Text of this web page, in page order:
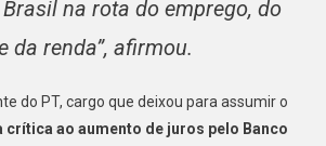
na rota do emprego, do
da renda”, afirmou.
do PT, cargo que deixou para assumir o
crítica ao aumento de juros pelo Banco